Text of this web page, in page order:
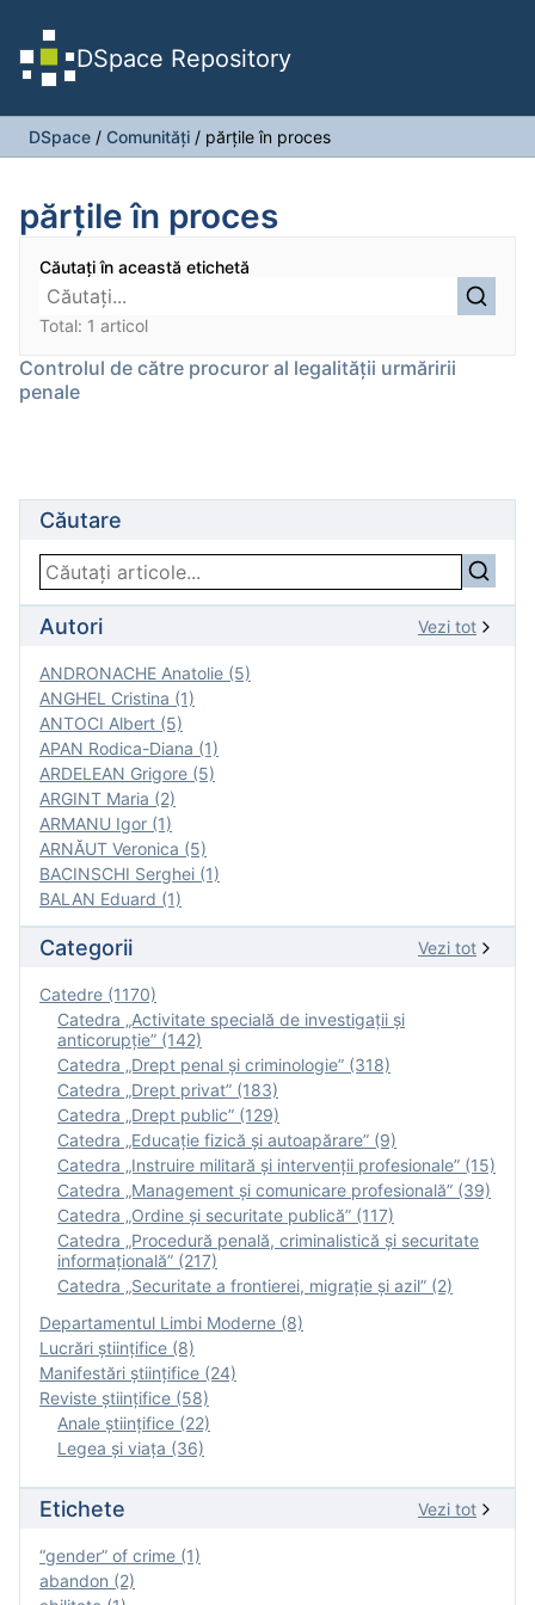
DSpace Repository
DSpace / Comunități / părţile în proces
părţile în proces
Căutați în această etichetă
Total: 1 articol
Controlul de către procuror al legalităţii urmăririi
penale
Căutare
Autori Vezi tot
ANDRONACHE Anatolie (5)
ANGHEL Cristina (1)
ANTOCI Albert (5)
APAN Rodica-Diana (1)
ARDELEAN Grigore (5)
ARGINT Maria (2)
ARMANU Igor (1)
ARNĂUT Veronica (5)
BACINSCHI Serghei (1)
BALAN Eduard (1)
Categorii Vezi tot
Catedre (1170)
Catedra „Activitate specială de investigaţii şi
anticorupție” (142)
Catedra „Drept penal și criminologie” (318)
Catedra „Drept privat” (183)
Catedra „Drept public” (129)
Catedra „Educație fizică şi autoapărare” (9)
Catedra „Instruire militară şi intervenţii profesionale” (15)
Catedra „Management și comunicare profesională” (39)
Catedra „Ordine și securitate publică” (117)
Catedra „Procedură penală, criminalistică și securitate
informațională” (217)
Catedra „Securitate a frontierei, migrație și azil” (2)
Departamentul Limbi Moderne (8)
Lucrări științifice (8)
Manifestări ştiinţifice (24)
Reviste ştiinţifice (58)
Anale ştiinţifice (22)
Legea şi viaţa (36)
Etichete Vezi tot
“gender” of crime (1)
abandon (2)